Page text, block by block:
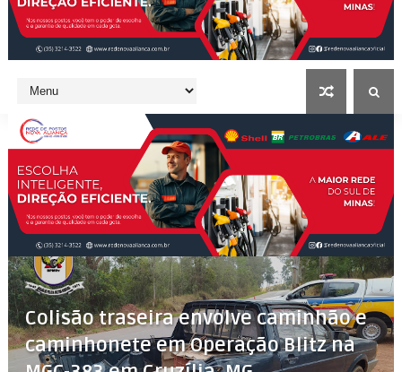
Colisão traseira envolve caminhão e
caminhonete em Operação Blitz na